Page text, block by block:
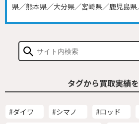
県／熊本県／大分県／宮崎県／鹿児島
タグから買取実績
#ダイワ #シマノ #ロッド